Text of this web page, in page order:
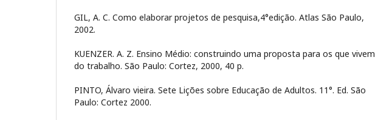
GIL, A. C. Como elaborar projetos de pesquisa,4°edição. Atlas São Paulo,
2002.
KUENZER. A. Z. Ensino Médio: construindo uma proposta para os que vivem
do trabalho. São Paulo: Cortez, 2000, 40 p.
PINTO, Álvaro vieira. Sete Lições sobre Educação de Adultos. 11°. Ed. São
Paulo: Cortez 2000.